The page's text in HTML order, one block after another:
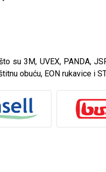
3M, UVEX, PANDA, JSP,
obuću, EON rukavice i